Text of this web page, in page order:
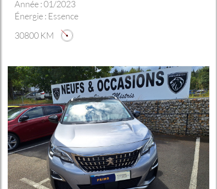
Année :01/2023
Énergie : Essence
30800 KM